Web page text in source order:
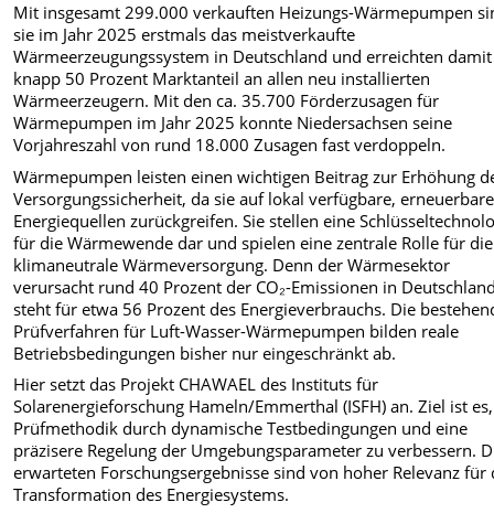
Mit insgesamt 299.000 verkauften Heizungs-Wärmepumpen
sie im Jahr 2025 erstmals das meistverkaufte
Wärmeerzeugungssystem in Deutschland und erreichten damit
knapp 50 Prozent Marktanteil an allen neu installierten
Wärmeerzeugern. Mit den ca. 35.700 Förderzusagen für
Wärmepumpen im Jahr 2025 konnte Niedersachsen seine
Vorjahreszahl von rund 18.000 Zusagen fast verdoppeln.
Wärmepumpen leisten einen wichtigen Beitrag zur Erhöhung
Versorgungssicherheit, da sie auf lokal verfügbare, erneuerbare
Energiequellen zurückgreifen. Sie stellen eine
für die Wärmewende dar und spielen eine zentrale Rolle für die
klimaneutrale Wärmeversorgung. Denn der Wärmesektor
verursacht rund 40 Prozent der CO₂-Emissionen in
steht für etwa 56 Prozent des Energieverbrauchs. Die
Prüfverfahren für Luft-Wasser-Wärmepumpen bilden reale
Betriebsbedingungen bisher nur eingeschränkt ab.
Hier setzt das Projekt CHAWAEL des Instituts für
Solarenergieforschung Hameln/Emmerthal (ISFH) an. Ziel ist
Prüfmethodik durch dynamische Testbedingungen und eine
präzisere Regelung der Umgebungsparameter zu verbessern.
erwarteten Forschungsergebnisse sind von hoher Relevanz für
Transformation des Energiesystems.